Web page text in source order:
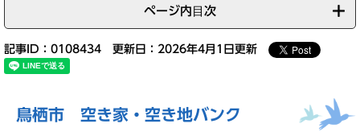
ページ内目次
記事ID：0108434 更新日：2026年4月1日更新
鳥栖市 空き家・空き地バンク